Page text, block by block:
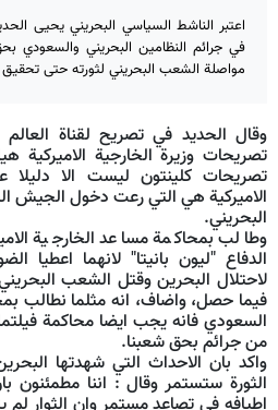
اعتبر الناشط السياسي البحريني يحيى
في جرائم النظامين البحريني والسعودي
مواصلة الشعب البحريني لثورته حتى
وقال الحديد في تصريح لقناة العالم
تصريحات وزيرة الخارجية الاميركية
تصريحات كلينتون ليست الا دليلا
الاميركية هي التي رعت دخول
البحريني.
وطالب بمحاكمة مساعد الخارجية
الدفاع "ليون بانيتا" لانهما اعطيا
لاحتلال البحرين وقتل الشعب
فيما حصل، واضاف، انه مثلما نطالب
السعودي فانه يجب ايضا محاكمة
من جرائم بحق شعبنا.
واكد بان الاحداث التي شهدتها
الثورة ستستمر وقال : اننا مطمئنون